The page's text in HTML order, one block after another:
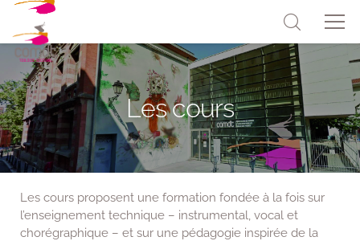
Les cours
Les cours proposent une formation fondée à la fois sur
l’enseignement technique – instrumental, vocal et
chorégraphique – et sur une pédagogie inspirée de la